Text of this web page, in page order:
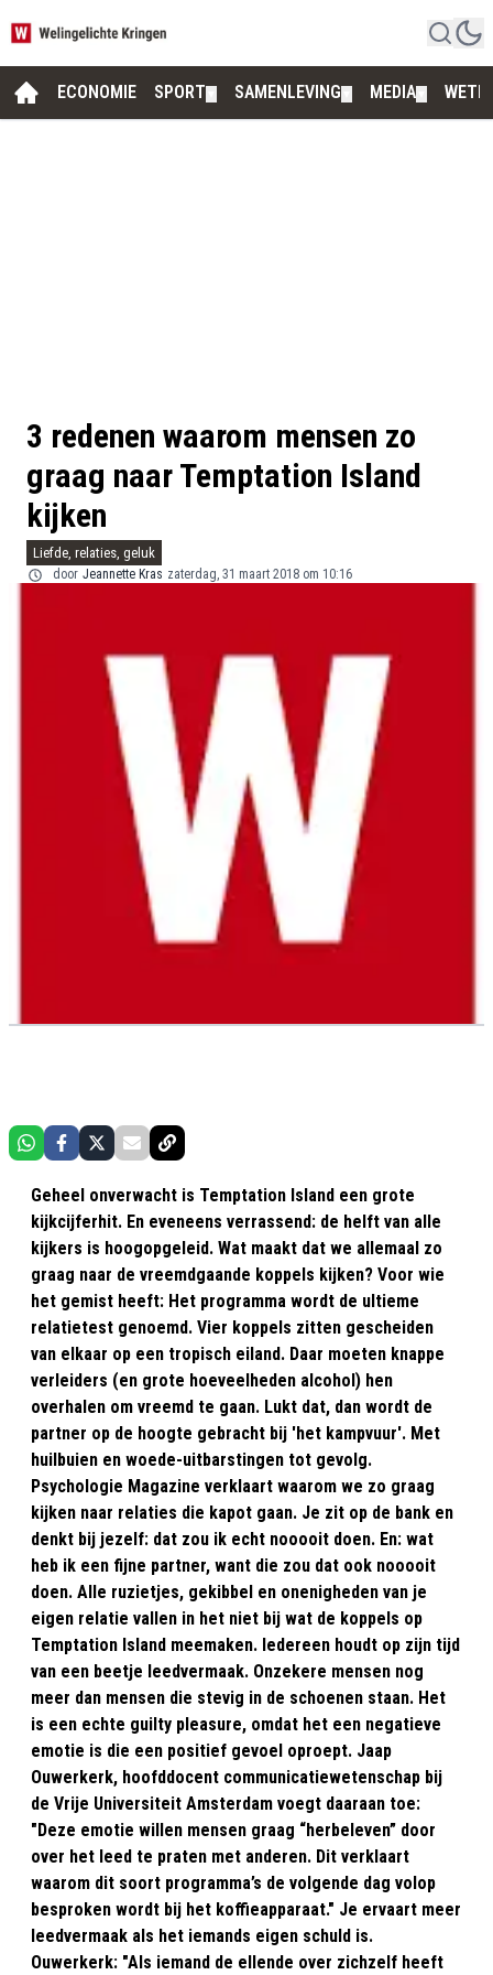
ECONOMIE SPORT SAMENLEVING MEDIA
3 redenen waarom mensen zo
graag naar Temptation Island
kijken
Liefde, relaties, geluk
door Jeannette Kras zaterdag, 31 maart 2018 om 10:16
Geheel onverwacht is Temptation Island een grote
kijkcijferhit. En eveneens verrassend: de helft van alle
kijkers is hoogopgeleid. Wat maakt dat we allemaal zo
graag naar de vreemdgaande koppels kijken? Voor wie
het gemist heeft: Het programma wordt de ultieme
relatietest genoemd. Vier koppels zitten gescheiden
van elkaar op een tropisch eiland. Daar moeten knappe
verleiders (en grote hoeveelheden alcohol) hen
overhalen om vreemd te gaan. Lukt dat, dan wordt de
partner op de hoogte gebracht bij 'het kampvuur'. Met
huilbuien en woede-uitbarstingen tot gevolg.
Psychologie Magazine verklaart waarom we zo graag
kijken naar relaties die kapot gaan. Je zit op de bank en
denkt bij jezelf: dat zou ik echt nooooit doen. En: wat
heb ik een fijne partner, want die zou dat ook nooooit
doen. Alle ruzietjes, gekibbel en onenigheden van je
eigen relatie vallen in het niet bij wat de koppels op
Temptation Island meemaken. Iedereen houdt op zijn tijd
van een beetje leedvermaak. Onzekere mensen nog
meer dan mensen die stevig in de schoenen staan. Het
is een echte guilty pleasure, omdat het een negatieve
emotie is die een positief gevoel oproept. Jaap
Ouwerkerk, hoofddocent communicatiewetenschap bij
de Vrije Universiteit Amsterdam voegt daaraan toe:
"Deze emotie willen mensen graag “herbeleven” door
over het leed te praten met anderen. Dit verklaart
waarom dit soort programma’s de volgende dag volop
besproken wordt bij het koffieapparaat." Je ervaart meer
leedvermaak als het iemands eigen schuld is.
Ouwerkerk: "Als iemand de ellende over zichzelf heeft